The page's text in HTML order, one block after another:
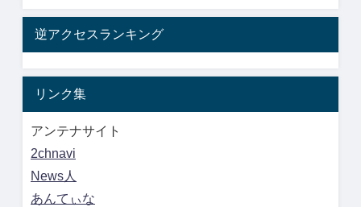
逆アクセスランキング
リンク集
アンテナサイト
2chnavi
News人
あんてぃな